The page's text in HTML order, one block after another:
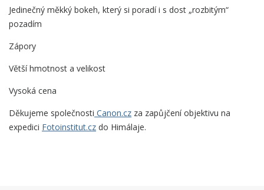
Jedinečný měkký bokeh, který si poradí i s dost „rozbitým“
pozadím
Zápory
Větší hmotnost a velikost
Vysoká cena
Děkujeme společnosti Canon.cz za zapůjčení objektivu na
expedici Foto­institut.cz do Himálaje.